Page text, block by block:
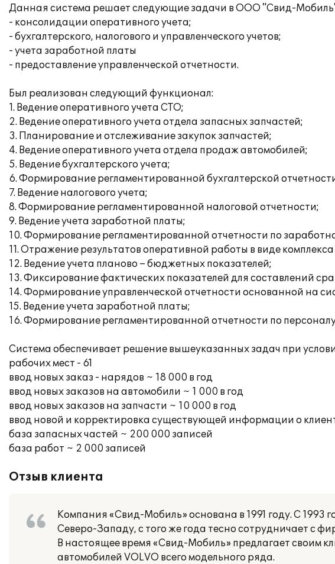
Данная система решает следующие задачи в ООО "Свид-
- консолидации оперативного учета;
- бухгалтерского, налогового и управленческого учетов;
- учета заработной платы
- предоставление управленческой отчетности.
Был реализован следующий функционал:
1. Ведение оперативного учета СТО;
2. Ведение оперативного учета отдела запасных запчастей;
3. Планирование и отслеживание закупок запчастей;
4. Ведение оперативного учета отдела продаж автомобилей;
5. Ведение бухгалтерского учета;
6. Формирование регламентированной бухгалтерской
7. Ведение налогового учета;
8. Формирование регламентированной налоговой отчетности;
9. Ведение учета заработной платы;
10. Формирование регламентированной отчетности по
11. Отражение результатов оперативной работы в виде
12. Ведение учета планово – бюджетных показателей;
13. Фиксирование фактических показателей для составлений
14. Формирование управленческой отчетности основанной на
15. Ведение учета заработной платы;
16. Формирование регламентированной отчетности по
Система обеспечивает решение вышеуказанных задач при
рабочих мест - 61
ввод новых заказ - нарядов ~ 18 000 в год
ввод новых заказов на автомобили ~ 1 000 в год
ввод новых заказов на запчасти ~ 10 000 в год
ввод новой и корректировка существующей информации о
база запасных частей ~ 200 000 записей
база работ ~ 2 000 записей
Отзыв клиента
Компания «Свид-Мобиль» основана в 1991 году. С
Северо-Западу, с того же года тесно сотрудничает с
В настоящее время «Свид-Мобиль» предлагает своим
автомобилей VOLVO всего модельного ряда.